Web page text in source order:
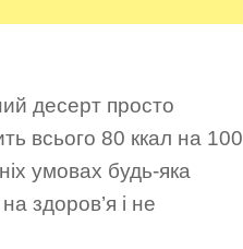
десерт просто
всього 80 ккал на 100
умовах будь-яка
здоров’я і не